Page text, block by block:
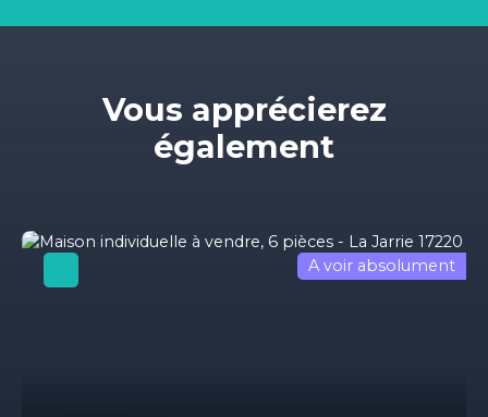
Vous apprécierez
également
A voir absolument